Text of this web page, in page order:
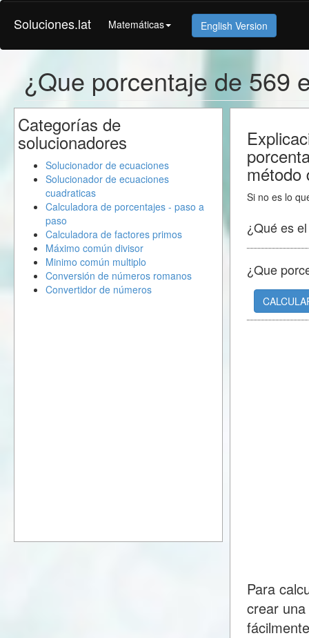
Soluciones.lat Matemáticas English Version
¿Que porcentaje de 569
método
Si no es lo
¿Qué es
¿Que
Para
crear
Categorías de
solucionadores
Solucionador de ecuaciones
Solucionador de ecuaciones
cuadraticas
Calculadora de porcentajes - paso a
paso
Calculadora de factores primos
Máximo común divisor
Minimo común multiplo
Conversión de números romanos
Convertidor de números